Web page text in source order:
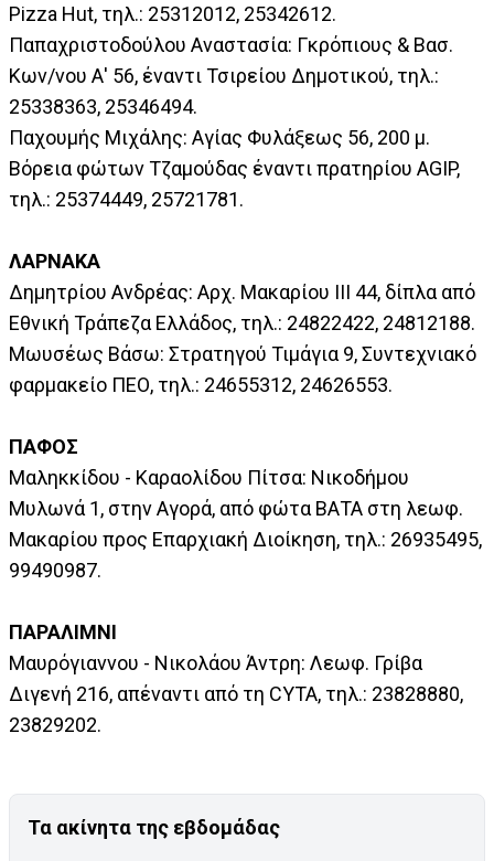
Pizza Hut, τηλ.: 25312012, 25342612.
Παπαχριστοδούλου Αναστασία: Γκρόπιους & Βασ.
Κων/νου Α' 56, έναντι Τσιρείου Δημοτικού, τηλ.:
25338363, 25346494.
Παχουμής Μιχάλης: Αγίας Φυλάξεως 56, 200 μ.
Βόρεια φώτων Τζαμούδας έναντι πρατηρίου AGIP,
τηλ.: 25374449, 25721781.
ΛΑΡΝΑΚΑ
Δημητρίου Ανδρέας: Αρχ. Μακαρίου ΙΙΙ 44, δίπλα από
Εθνική Τράπεζα Ελλάδος, τηλ.: 24822422, 24812188.
Μωυσέως Βάσω: Στρατηγού Τιμάγια 9, Συντεχνιακό
φαρμακείο ΠΕΟ, τηλ.: 24655312, 24626553.
ΠΑΦΟΣ
Μαληκκίδου - Καραολίδου Πίτσα: Νικοδήμου
Μυλωνά 1, στην Αγορά, από φώτα ΒΑΤΑ στη λεωφ.
Μακαρίου προς Επαρχιακή Διοίκηση, τηλ.: 26935495,
99490987.
ΠΑΡΑΛΙΜΝΙ
Μαυρόγιαννου - Νικολάου Άντρη: Λεωφ. Γρίβα
Διγενή 216, απέναντι από τη CYTA, τηλ.: 23828880,
23829202.
Τα ακίνητα της εβδομάδας